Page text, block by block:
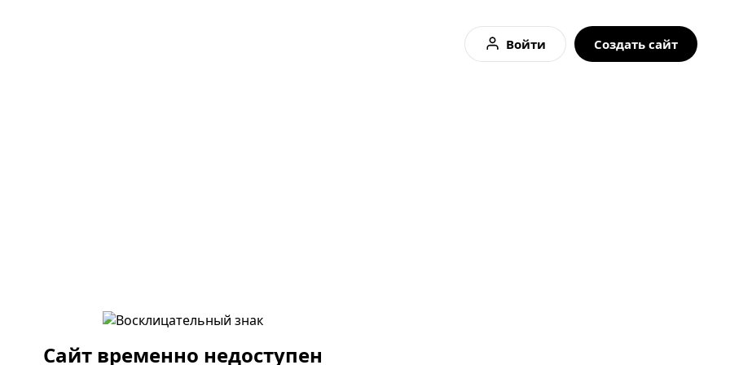
Войти Создать сайт
Сайт временно недоступен